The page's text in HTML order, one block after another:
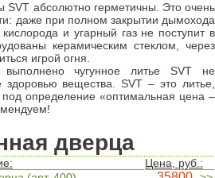
абсолютно герметичны. Это очень
даже при полном закрытии дымохода
кислорода и угарный газ не поступит в
керамическим стеклом, через
игрой огня.
чугунное литье SVT не
вещества. SVT – это литье,
под определение «оптимальная цена –
дверца
Цена, руб.: